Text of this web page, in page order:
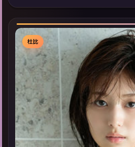
线看」延展检索同类型高分佳作，畅
杜比